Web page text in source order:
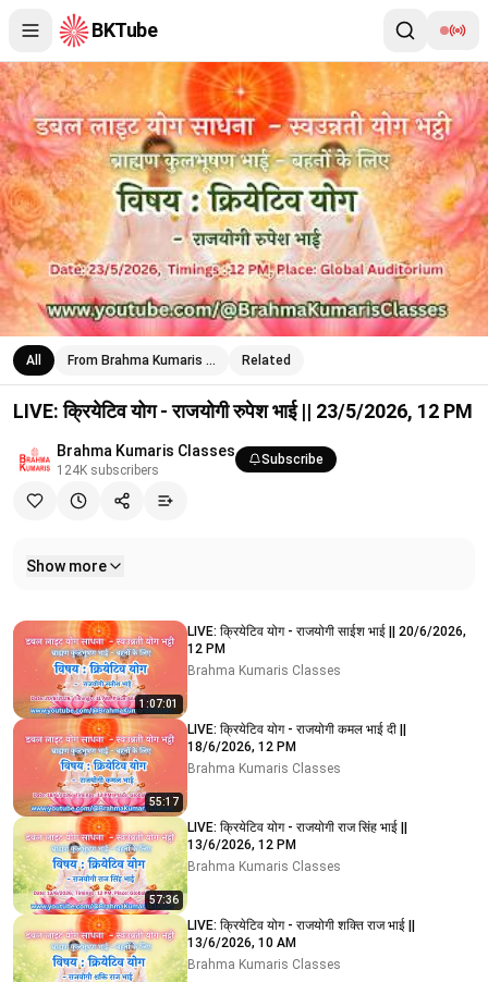
BKTube
LIVE: क्रियेटिव योग - राजयोगी रुपेश भाई || 23/5/2026, 12 PM
All From Brahma Kumaris … Related
LIVE: क्रियेटिव योग - राजयोगी रुपेश भाई || 23/5/2026, 12 PM
Brahma Kumaris Classes
124K subscribers
Subscribe
Show more
Related videos
1:07:01
LIVE: क्रियेटिव योग - राजयोगी साईश भाई || 20/6/2026,
12 PM
Brahma Kumaris Classes
55:17
LIVE: क्रियेटिव योग - राजयोगी कमल भाई दी ||
18/6/2026, 12 PM
Brahma Kumaris Classes
57:36
LIVE: क्रियेटिव योग - राजयोगी राज सिंह भाई ||
13/6/2026, 12 PM
Brahma Kumaris Classes
LIVE: क्रियेटिव योग - राजयोगी शक्ति राज भाई ||
13/6/2026, 10 AM
Brahma Kumaris Classes